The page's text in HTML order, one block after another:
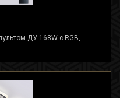
ДУ 168W с RGB,